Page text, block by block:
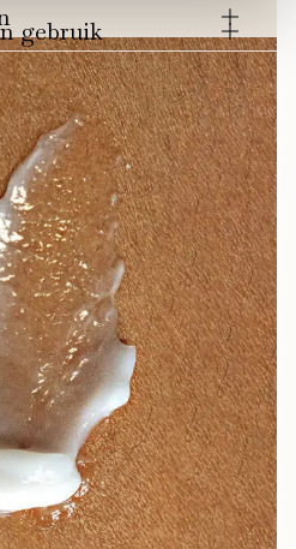
masseer zachtjes in tot
opgenomen
gebruik
’s avonds voor een